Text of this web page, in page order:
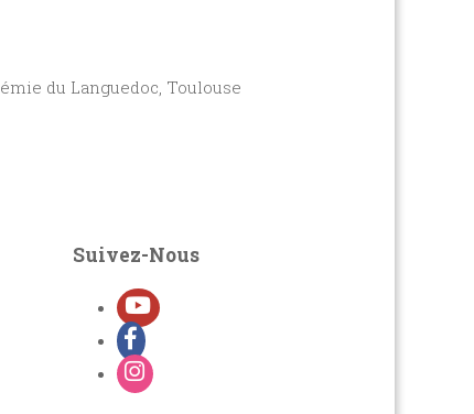
Toulouse
Suivez-Nous